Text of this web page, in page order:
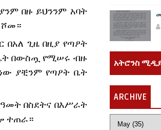
በዙ ይህንንም አባት
ጊዜ በዚያ የጣዖት
በውስጧ የሚሠሩ ብዙ
ያቺንም የጣዖት ቤት
በስደትና በእሥራት
ተጠራ።
አትሮንስ
ARCHIVE